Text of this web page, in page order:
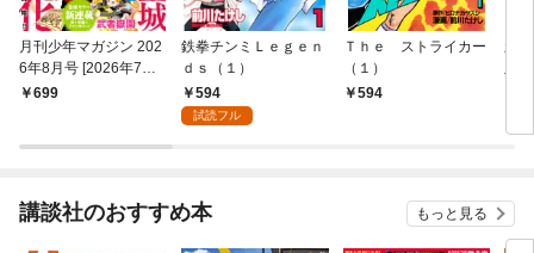
月刊少年マガジン 202
6年8月号 [2026年7月6
日発売]
699
鉄拳チンミＬｅｇｅｎ
ｄｓ（１）
594
試読フル
Ｔｈｅ ストライカー
（１）
594
新
版
講談社のおすすめ本 もっと見る